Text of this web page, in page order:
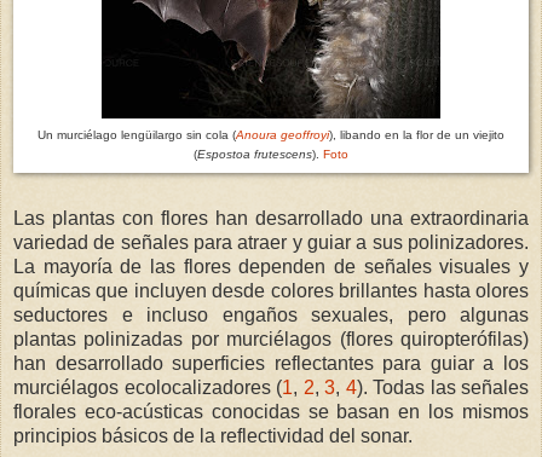
Un murciélago lengüilargo sin cola (Anoura geoffroyi), libando en la flor de un viejito
(Espostoa frutescens). Foto
Las plantas con flores han desarrollado una extraordinaria
variedad de señales para atraer y guiar a sus polinizadores.
La mayoría de las flores dependen de señales visuales y
químicas que incluyen desde colores brillantes hasta olores
seductores e incluso engaños sexuales, pero algunas
plantas polinizadas por murciélagos (flores quiropterófilas)
han desarrollado superficies reflectantes para guiar a los
murciélagos ecolocalizadores (1, 2, 3, 4). Todas las señales
florales eco-acústicas conocidas se basan en los mismos
principios básicos de la reflectividad del sonar.